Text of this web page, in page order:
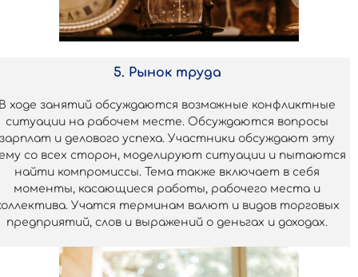
5. Рынок труда
ходе занятий обсуждаются возможные конфликтные
ситуации на рабочем месте. Обсуждаются вопросы
зарплат и делового успеха. Участники обсуждают эту
со всех сторон, моделируют ситуации и пытаются
найти компромиссы. Тема также включает в себя
моменты, касающиеся работы, рабочего места и
Учатся терминам валют и видов торговых
предприятий, слов и выражений о деньгах и доходах.